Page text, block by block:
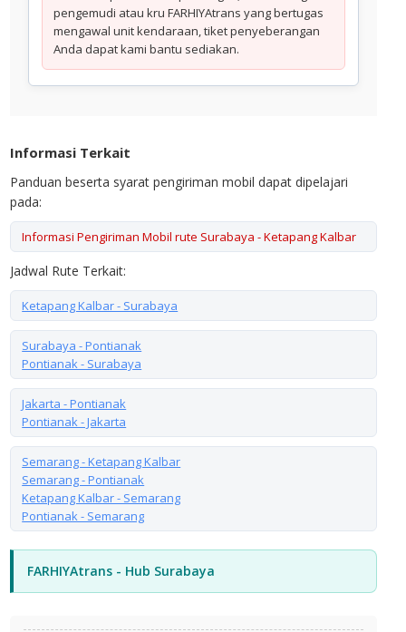
pengemudi atau kru FARHIYAtrans yang bertugas
mengawal unit kendaraan, tiket penyeberangan
Anda dapat kami bantu sediakan.
Informasi Terkait
Panduan beserta syarat pengiriman mobil dapat dipelajari
pada:
Informasi Pengiriman Mobil rute Surabaya - Ketapang Kalbar
Jadwal Rute Terkait:
Ketapang Kalbar - Surabaya
Surabaya - Pontianak
Pontianak - Surabaya
Jakarta - Pontianak
Pontianak - Jakarta
Semarang - Ketapang Kalbar
Semarang - Pontianak
Ketapang Kalbar - Semarang
Pontianak - Semarang
FARHIYAtrans - Hub Surabaya